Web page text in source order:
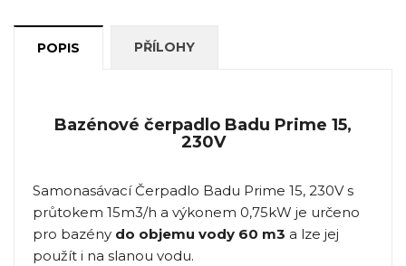
POPIS PŘÍLOHY
Bazénové čerpadlo Badu Prime 15,
230V
Samonasávací Čerpadlo Badu Prime 15, 230V s
průtokem 15m3/h a výkonem 0,75kW je určeno
pro bazény do objemu vody 60 m3 a lze jej
použít i na slanou vodu.